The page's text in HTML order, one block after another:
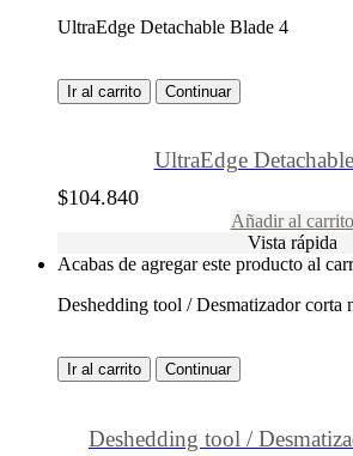
UltraEdge Detachable Blade 4
Ir al carrito Continuar
UltraEdge
$104.840
Añadir al carrito
Vista rápida
Acabas de agregar este producto al
Deshedding tool / Desmatizador corta
Ir al carrito Continuar
Deshedding tool /